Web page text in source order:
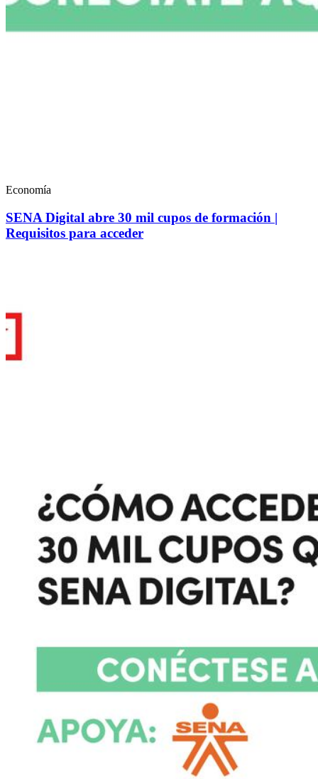
Economía
SENA Digital abre 30 mil cupos de formación |
Requisitos para acceder